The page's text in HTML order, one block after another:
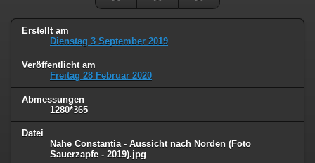
Erstellt am
Dienstag 3 September 2019
Veröffentlicht am
Freitag 28 Februar 2020
Abmessungen
1280*365
Datei
Nahe Constantia - Aussicht nach Norden (Foto
Sauerzapfe - 2019).jpg